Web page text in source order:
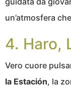
un’atmosfera
4. Haro,
Vero cuore
la Estación, la